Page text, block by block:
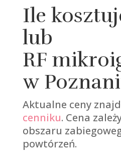
Ile
lub
RF
w
Aktualne ceny
cenniku. Cena
obszaru
powtórzeń.